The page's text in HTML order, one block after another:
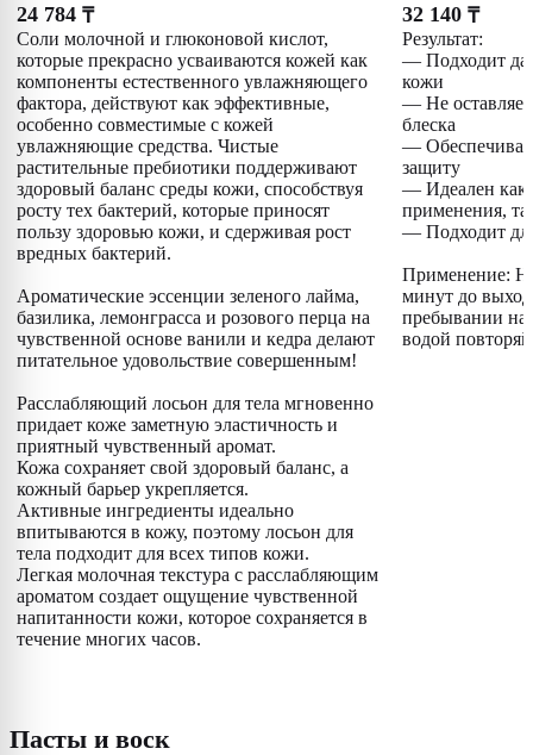
24 784 ₸
Соли молочной и глюконовой кислот,
которые прекрасно усваиваются кожей как
компоненты естественного увлажняющего
фактора, действуют как эффективные,
особенно совместимые с кожей
увлажняющие средства. Чистые
растительные пребиотики поддерживают
здоровый баланс среды кожи, способствуя
росту тех бактерий, которые приносят
пользу здоровью кожи, и сдерживая рост
вредных бактерий.
Ароматические эссенции зеленого лайма,
базилика, лемонграсса и розового перца на
чувственной основе ванили и кедра делают
питательное удовольствие совершенным!
Расслабляющий лосьон для тела мгновенно
придает коже заметную эластичность и
приятный чувственный аромат.
Кожа сохраняет свой здоровый баланс, а
кожный барьер укрепляется.
Активные ингредиенты идеально
впитываются в кожу, поэтому лосьон для
тела подходит для всех типов кожи.
Легкая молочная текстура с расслабляющим
ароматом создает ощущение чувственной
напитанности кожи, которое сохраняется в
течение многих часов.
32 140 ₸
Результат:
— Подходит
кожи
— Не
блеска
—
защиту
— Идеален как
применения,
— Подходит
Применение:
минут до
пребывании на
водой
Пасты и воск